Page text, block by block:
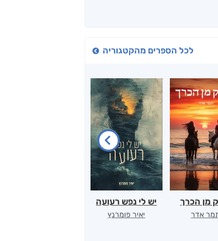
לכל הספרים מהקטגוריה
מן הכרך
אדר
יש לי נפש רעועה
יאיר פומרנץ